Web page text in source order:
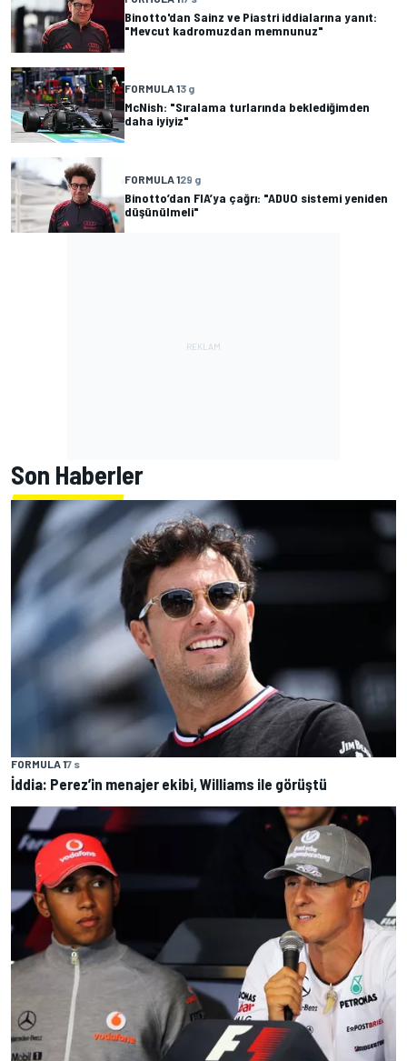
Binotto'dan Sainz ve Piastri iddialarına yanıt:
"Mevcut kadromuzdan memnunuz"
FORMULA 13 g
McNish: "Sıralama turlarında beklediğimden
daha iyiyiz"
FORMULA 129 g
Binotto’dan FIA’ya çağrı: "ADUO sistemi yeniden
düşünülmeli"
Son Haberler
FORMULA 17 s
İddia: Perez’in menajer ekibi, Williams ile görüştü